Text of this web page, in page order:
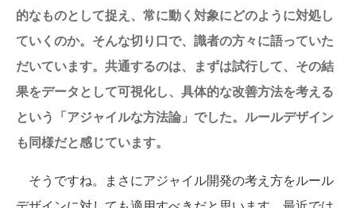
的なものとして捉え、常に動く対象にどのように対処し
ていくのか。そんな切り口で、識者の方々に語っていた
だいています。共通するのは、まずは試行して、その結
果をデータとして可視化し、具体的な改善方法を考える
という「アジャイルな方法論」でした。ルールデザイン
も同様だと感じています。
そうですね。まさにアジャイル開発の考え方をルール